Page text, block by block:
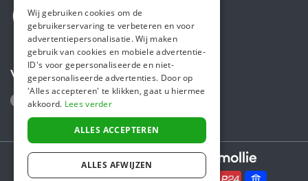
Volg ons
Secure payments powered by
ENGLISH
Wij gebruiken cookies om de
gebruikerservaring te verbeteren en voor
advertentiepersonalisatie. Wij maken
gebruik van cookies en mobiele advertentie-
ID's voor gepersonaliseerde en niet-
gepersonaliseerde advertenties. Door op
'Alles accepteren' te klikken, gaat u hiermee
akkoord. Lees verder
ALLES ACCEPTEREN
ALLES AFWIJZEN